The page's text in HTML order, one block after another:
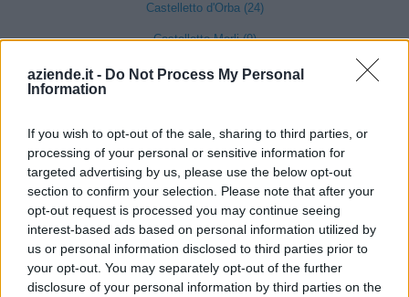
aziende.it - Do Not Process My Personal
Information
If you wish to opt-out of the sale, sharing to third parties, or
processing of your personal or sensitive information for
targeted advertising by us, please use the below opt-out
section to confirm your selection. Please note that after your
opt-out request is processed you may continue seeing
interest-based ads based on personal information utilized by
us or personal information disclosed to third parties prior to
your opt-out. You may separately opt-out of the further
disclosure of your personal information by third parties on the
Castelletto d'Orba (24)
Castelletto Merli (9)
Castelnuovo Scrivia (82)
Castelspina (4)
Cavatore (3)
Cella Monte (5)
Cereseto (5)